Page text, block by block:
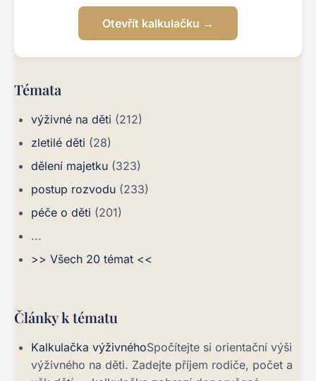
Otevřít kalkulačku →
Témata
výživné na děti (212)
zletilé děti (28)
dělení majetku (323)
postup rozvodu (233)
péče o děti (201)
...
>> Všech 20 témat <<
Články k tématu
Kalkulačka výživnéhoSpočítejte si orientační výši
výživného na děti. Zadejte příjem rodiče, počet a